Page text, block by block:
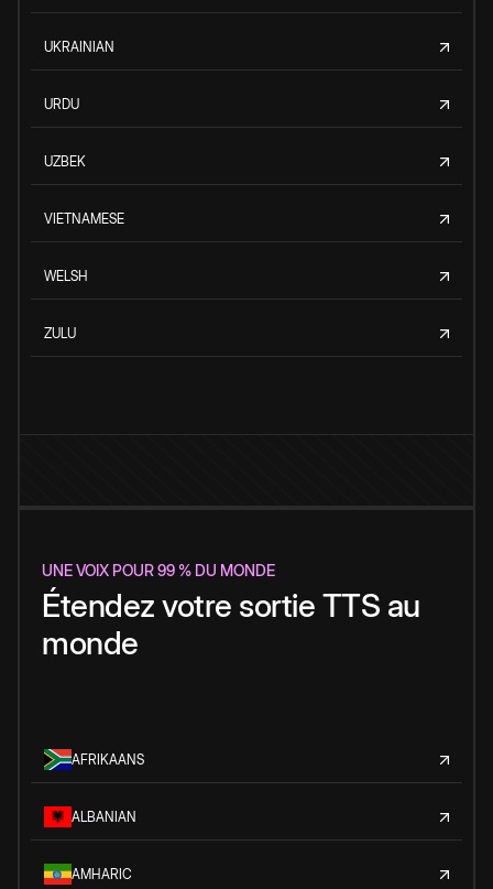
UKRAINIAN
URDU
UZBEK
VIETNAMESE
WELSH
ZULU
UNE VOIX POUR 99 % DU MONDE
Étendez votre sortie TTS au
monde
AFRIKAANS
ALBANIAN
AMHARIC